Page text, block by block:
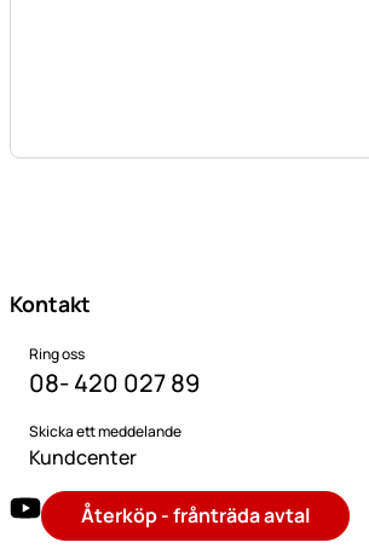
Kontakt
Ring oss
08- 420 027 89
Skicka ett meddelande
Kundcenter
Återköp - frånträda avtal